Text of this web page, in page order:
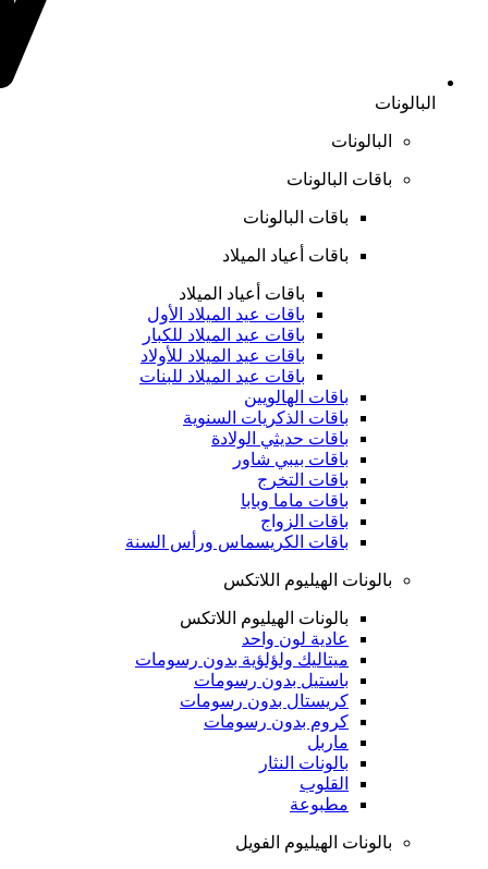
البالونات
البالونات
باقات البالونات
باقات البالونات
باقات أعياد الميلاد
باقات أعياد الميلاد
باقات عيد الميلاد الأول
باقات عيد الميلاد للكبار
باقات عيد الميلاد للأولاد
باقات عيد الميلاد للبنات
باقات الهالويين
باقات الذكريات السنوية
باقات حديثي الولادة
باقات بيبي شاور
باقات التخرج
باقات ماما وبابا
باقات الزواج
باقات الكريسماس ورأس السنة
بالونات الهيليوم اللاتكس
بالونات الهيليوم اللاتكس
عادية لون واحد
ميتاليك ولؤلؤية بدون رسومات
باستيل بدون رسومات
كريستال بدون رسومات
كروم بدون رسومات
ماربل
بالونات النثار
القلوب
مطبوعة
بالونات الهيليوم الفويل